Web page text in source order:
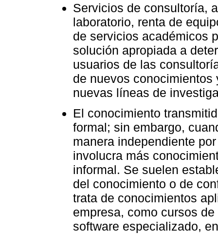
Servicios de consultoría,
laboratorio, renta de
de servicios académicos
solución apropiada a
usuarios de las
de nuevos
nuevas líneas de
El conocimiento
formal; sin embargo,
manera independiente
involucra más
informal. Se suelen
del conocimiento o de
trata de conocimientos
empresa, como cursos
software especializado,